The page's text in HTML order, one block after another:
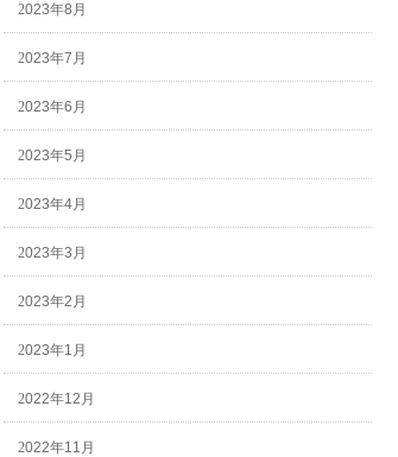
2023年8月
2023年7月
2023年6月
2023年5月
2023年4月
2023年3月
2023年2月
2023年1月
2022年12月
2022年11月